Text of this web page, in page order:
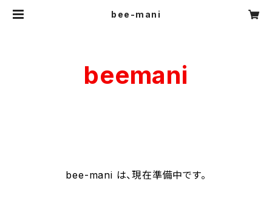
bee-mani
beemani
bee-mani は、現在準備中です。